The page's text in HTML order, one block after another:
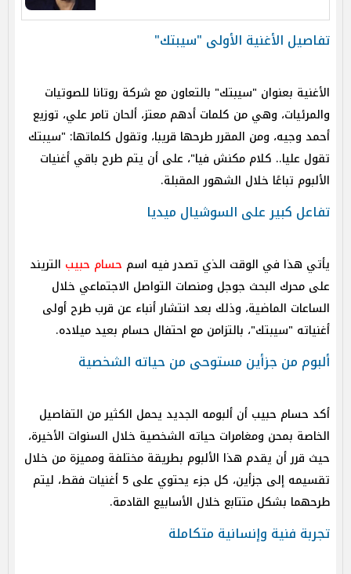
تفاصيل الأغنية الأولى "سيبتك"
الأغنية بعنوان "سيبتك" بالتعاون مع شركة روتانا للصوتيات
والمرئيات، وهي من كلمات أدهم معتز، ألحان تامر علي، توزيع
أحمد وجيه، ومن المقرر طرحها قريبا، وتقول كلماتها: "سيبتك
تقول عليا.. كلام مكنش فيا"، على أن يتم طرح باقي أغنيات
الألبوم تباعًا خلال الشهور المقبلة.
تفاعل كبير على السوشيال ميديا
يأتي هذا في الوقت الذي تصدر فيه اسم حسام حبيب التريند
على محرك البحث جوجل ومنصات التواصل الاجتماعي خلال
الساعات الماضية، وذلك بعد انتشار أنباء عن قرب طرح أولى
أغنياته "سيبتك"، بالتزامن مع احتفال حسام بعيد ميلاده.
ألبوم من جزأين مستوحى من حياته الشخصية
أكد حسام حبيب أن ألبومه الجديد يحمل الكثير من التفاصيل
الخاصة بمحن ومغامرات حياته الشخصية خلال السنوات الأخيرة،
حيث قرر أن يقدم هذا الألبوم بطريقة مختلفة ومميزة من خلال
تقسيمه إلى جزأين، كل جزء يحتوي على 5 أغنيات فقط، ليتم
طرحهما بشكل متتابع خلال الأسابيع القادمة.
تجربة فنية وإنسانية متكاملة